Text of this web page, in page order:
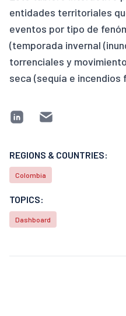
entidades territoriales
eventos por tipo de
(temporada invernal
torrenciales y
seca (sequía e incendios
REGIONS & COUNTRIES:
Colombia
TOPICS:
Dashboard